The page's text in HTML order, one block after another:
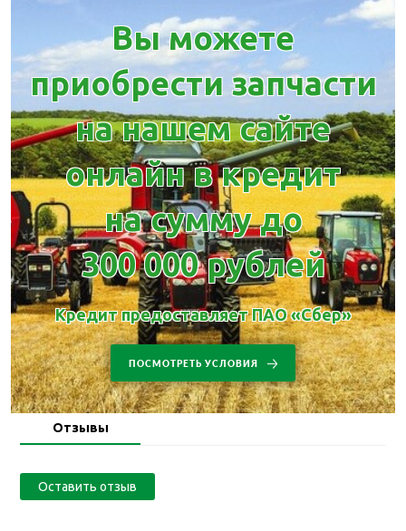
Вы можете
приобрести запчасти
на нашем сайте
онлайн в кредит
на сумму до
300 000 рублей
Кредит предоставляет ПАО «Сбер»
ПОСМОТРЕТЬ УСЛОВИЯ
Отзывы
Оставить отзыв